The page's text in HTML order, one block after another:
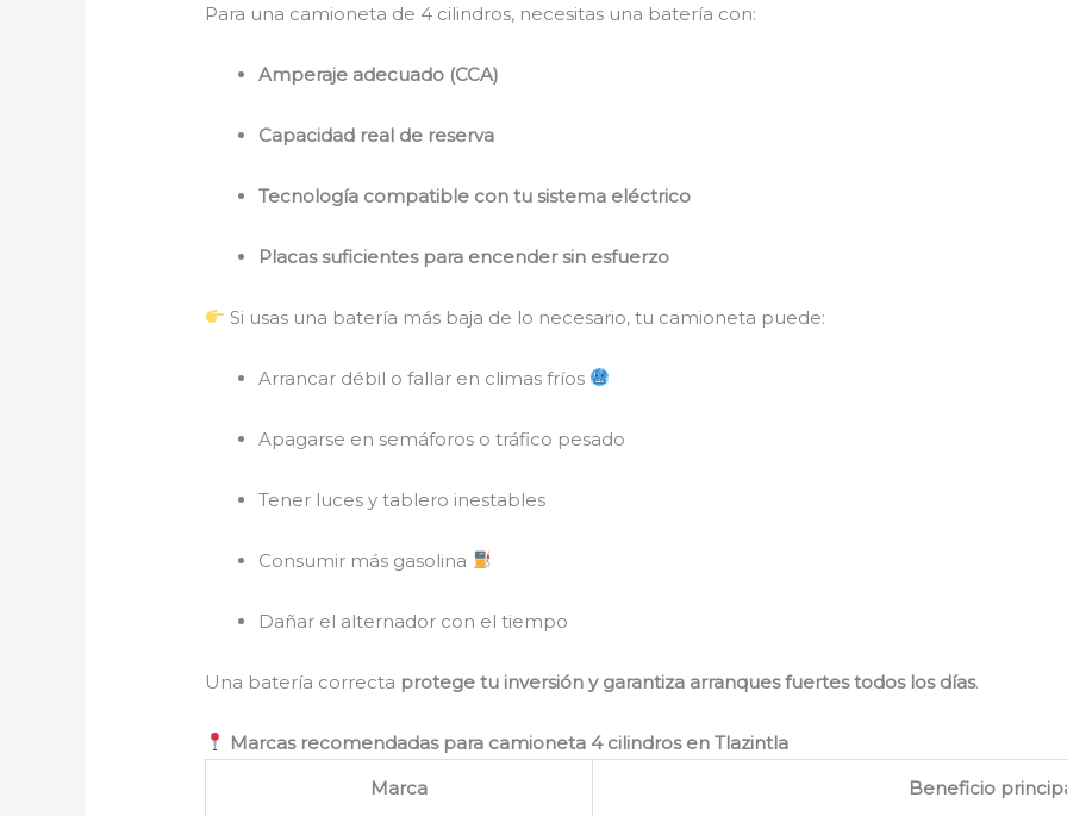
Para una camioneta de 4 cilindros, necesitas una batería con:
Amperaje adecuado (CCA)
Capacidad real de reserva
Tecnología compatible con tu sistema eléctrico
Placas suficientes para encender sin esfuerzo
Si usas una batería más baja de lo necesario, tu camioneta puede:
Arrancar débil o fallar en climas fríos
Apagarse en semáforos o tráfico pesado
Tener luces y tablero inestables
Consumir más gasolina
Dañar el alternador con el tiempo
Una batería correcta protege tu inversión y garantiza arranques fuertes todos los días.
Marcas recomendadas para camioneta 4 cilindros en Tlazintla
Marca
Beneficio